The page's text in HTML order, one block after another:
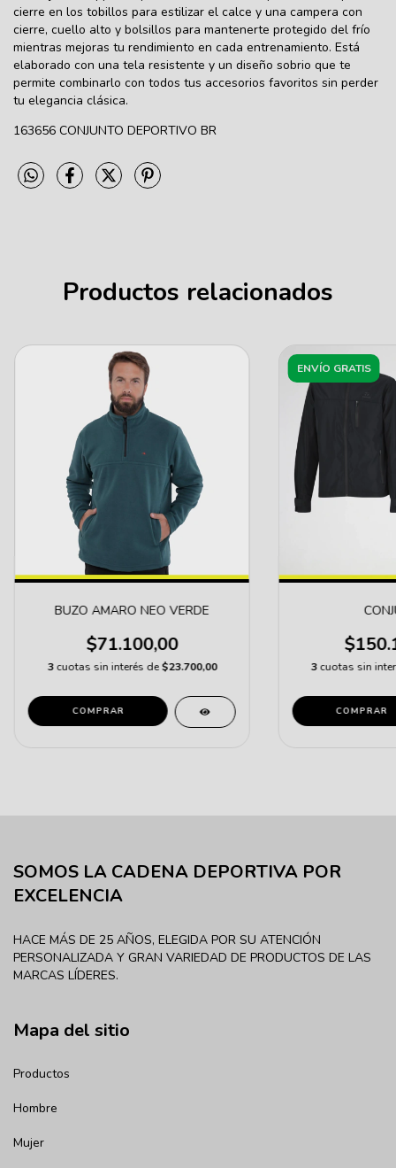
cierre en los tobillos para estilizar el calce y una campera con
cierre, cuello alto y bolsillos para mantenerte protegido del frío
mientras mejoras tu rendimiento en cada entrenamiento. Está
elaborado con una tela resistente y un diseño sobrio que te
permite combinarlo con todos tus accesorios favoritos sin perder
tu elegancia clásica.
163656 CONJUNTO DEPORTIVO BR
Productos relacionados
BUZO AMARO NEO VERDE
$71.100,00
3 cuotas sin interés de$23.700,00
COMPRAR
ENVÍO GRATIS
3cuotas sin
COMPRAR
SOMOS LA CADENA DEPORTIVA POR
EXCELENCIA
HACE MÁS DE 25 AÑOS, ELEGIDA POR SU ATENCIÓN
PERSONALIZADA Y GRAN VARIEDAD DE PRODUCTOS DE LAS
MARCAS LÍDERES.
Mapa del sitio
Productos
Hombre
Mujer